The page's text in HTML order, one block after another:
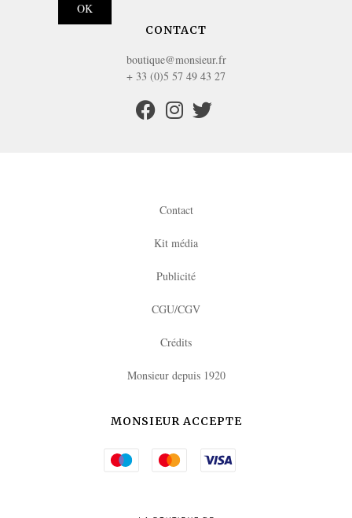
OK
CONTACT
boutique@monsieur.fr
+ 33 (0)5 57 49 43 27
Contact
Kit média
Publicité
CGU/CGV
Crédits
Monsieur depuis 1920
MONSIEUR ACCEPTE